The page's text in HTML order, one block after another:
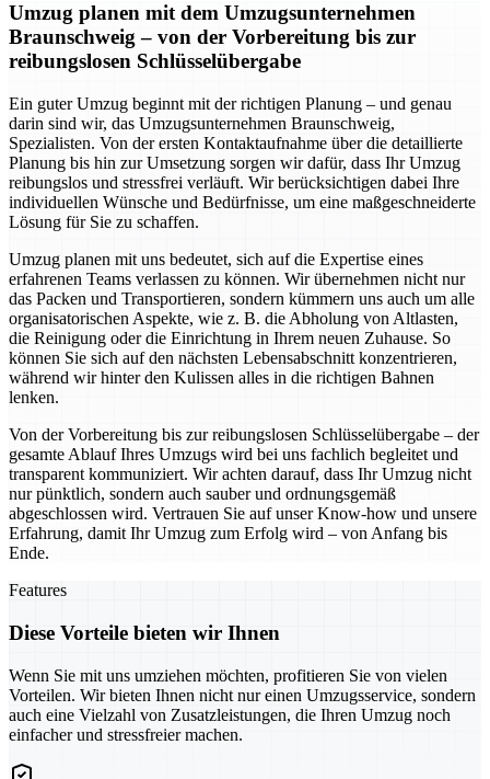
Umzug planen mit dem Umzugsunternehmen
Braunschweig – von der Vorbereitung bis zur
reibungslosen Schlüsselübergabe
Ein guter Umzug beginnt mit der richtigen Planung – und genau
darin sind wir, das Umzugsunternehmen Braunschweig,
Spezialisten. Von der ersten Kontaktaufnahme über die detaillierte
Planung bis hin zur Umsetzung sorgen wir dafür, dass Ihr Umzug
reibungslos und stressfrei verläuft. Wir berücksichtigen dabei Ihre
individuellen Wünsche und Bedürfnisse, um eine maßgeschneiderte
Lösung für Sie zu schaffen.
Umzug planen mit uns bedeutet, sich auf die Expertise eines
erfahrenen Teams verlassen zu können. Wir übernehmen nicht nur
das Packen und Transportieren, sondern kümmern uns auch um alle
organisatorischen Aspekte, wie z. B. die Abholung von Altlasten,
die Reinigung oder die Einrichtung in Ihrem neuen Zuhause. So
können Sie sich auf den nächsten Lebensabschnitt konzentrieren,
während wir hinter den Kulissen alles in die richtigen Bahnen
lenken.
Von der Vorbereitung bis zur reibungslosen Schlüsselübergabe – der
gesamte Ablauf Ihres Umzugs wird bei uns fachlich begleitet und
transparent kommuniziert. Wir achten darauf, dass Ihr Umzug nicht
nur pünktlich, sondern auch sauber und ordnungsgemäß
abgeschlossen wird. Vertrauen Sie auf unser Know-how und unsere
Erfahrung, damit Ihr Umzug zum Erfolg wird – von Anfang bis
Ende.
Features
Diese Vorteile bieten wir Ihnen
Wenn Sie mit uns umziehen möchten, profitieren Sie von vielen
Vorteilen. Wir bieten Ihnen nicht nur einen Umzugsservice, sondern
auch eine Vielzahl von Zusatzleistungen, die Ihren Umzug noch
einfacher und stressfreier machen.